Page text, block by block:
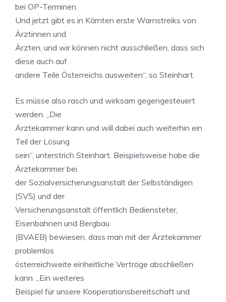
bei OP-Terminen.
Und jetzt gibt es in Kärnten erste Warnstreiks von
Ärztinnen und
Ärzten, und wir können nicht ausschließen, dass sich
diese auch auf
andere Teile Österreichs ausweiten“, so Steinhart.
Es müsse also rasch und wirksam gegengesteuert
werden. „Die
Ärztekammer kann und will dabei auch weiterhin ein
Teil der Lösung
sein“, unterstrich Steinhart. Beispielsweise habe die
Ärztekammer bei
der Sozialversicherungsanstalt der Selbständigen
(SVS) und der
Versicherungsanstalt öffentlich Bediensteter,
Eisenbahnen und Bergbau
(BVAEB) bewiesen, dass man mit der Ärztekammer
problemlos
österreichweite einheitliche Verträge abschließen
kann. „Ein weiteres
Beispiel für unsere Kooperationsbereitschaft und